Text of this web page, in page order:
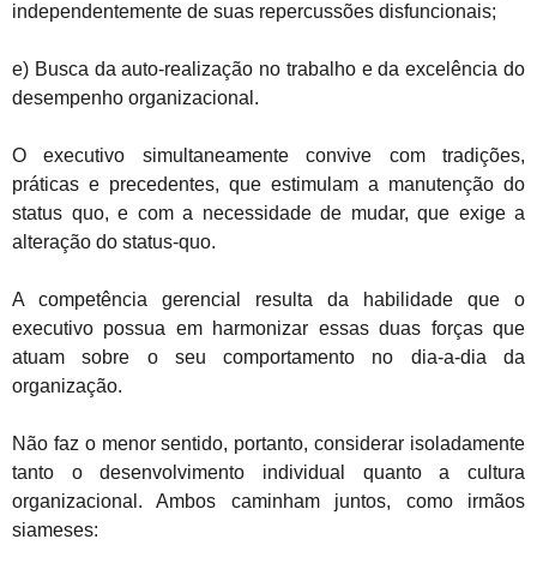
independentemente de suas repercussões disfuncionais;
e) Busca da auto-realização no trabalho e da excelência do
desempenho organizacional.
O executivo simultaneamente convive com tradições,
práticas e precedentes, que estimulam a manutenção do
status quo, e com a necessidade de mudar, que exige a
alteração do status-quo.
A competência gerencial resulta da habilidade que o
executivo possua em harmonizar essas duas forças que
atuam sobre o seu comportamento no dia-a-dia da
organização.
Não faz o menor sentido, portanto, considerar isoladamente
tanto o desenvolvimento individual quanto a cultura
organizacional. Ambos caminham juntos, como irmãos
siameses: